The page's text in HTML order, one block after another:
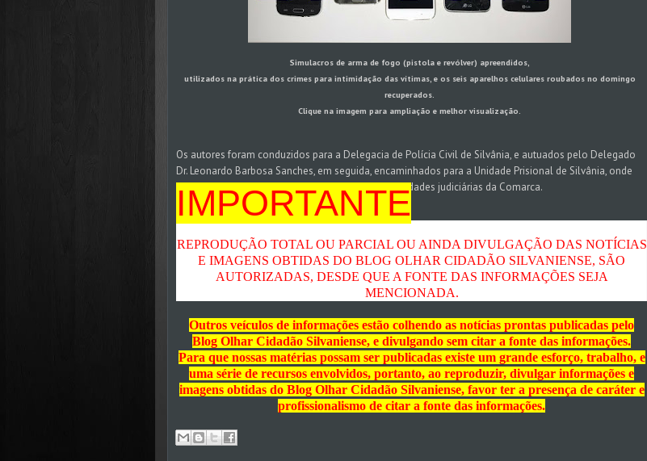
Simulacros de arma de fogo (pistola e revólver) apreendidos,
utilizados na prática dos crimes para intimidação das vítimas, e os seis aparelhos celulares roubados no domingo
recuperados.
Clique na imagem para ampliação e melhor visualização.
Os autores foram conduzidos para a Delegacia de Polícia Civil de Silvânia, e autuados pelo Delegado
Dr. Leonardo Barbosa Sanches, em seguida, encaminhados para a Unidade Prisional de Silvânia, onde
encontram-se, recolhidos e a disposição das autoridades judiciárias da Comarca.
IMPORTANTE
REPRODUÇÃO TOTAL OU PARCIAL OU AINDA DIVULGAÇÃO DAS NOTÍCIAS
E IMAGENS OBTIDAS DO BLOG OLHAR CIDADÃO SILVANIENSE, SÃO
AUTORIZADAS, DESDE QUE A FONTE DAS INFORMAÇÕES SEJA
MENCIONADA.
Outros veículos de informações estão colhendo as notícias prontas publicadas pelo
Blog Olhar Cidadão Silvaniense, e divulgando sem citar a fonte das informações.
Para que nossas matérias possam ser publicadas existe um grande esforço, trabalho, e
uma série de recursos envolvidos, portanto, ao reproduzir, divulgar informações e
imagens obtidas do Blog Olhar Cidadão Silvaniense, favor ter a presença de caráter e
profissionalismo de citar a fonte das informações.